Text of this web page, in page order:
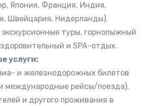
Япония, Франция, Индия,
Швейцария, Нидерланды).
туры, горнолыжный
и SPA-отдых.
услуги:
и железнодорожных билетов
международные рейсы/поезда).
и другого проживания в